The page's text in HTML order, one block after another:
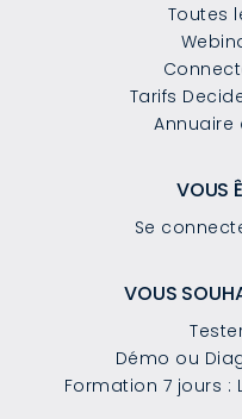
Toutes
Tarifs
Annuaire
VOUS
Se
VOUS
Démo ou
Formation 7 jours :